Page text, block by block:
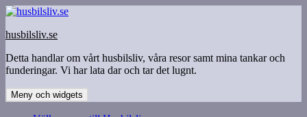
Hoppa
innehåll
husbilsliv.se
Detta handlar om vårt husbilsliv, våra resor samt mina tankar och
funderingar. Vi har lata dar och tar det lugnt.
Meny och widgets